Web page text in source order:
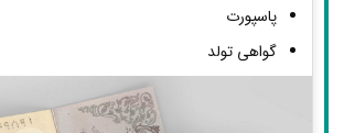
پاسپورت
گواهی تولد